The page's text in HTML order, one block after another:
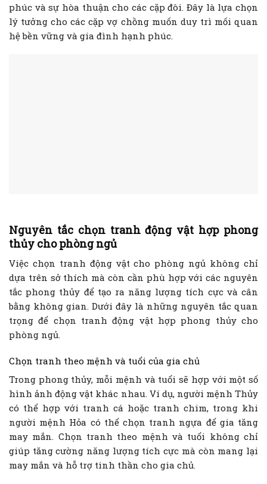
phúc và sự hòa thuận cho các cặp đôi. Đây là lựa chọn
lý tưởng cho các cặp vợ chồng muốn duy trì mối quan
hệ bền vững và gia đình hạnh phúc.
Nguyên tắc chọn tranh động vật hợp phong
thủy cho phòng ngủ
Việc chọn tranh động vật cho phòng ngủ không chỉ
dựa trên sở thích mà còn cần phù hợp với các nguyên
tắc phong thủy để tạo ra năng lượng tích cực và cân
bằng không gian. Dưới đây là những nguyên tắc quan
trọng để chọn tranh động vật hợp phong thủy cho
phòng ngủ.
Chọn tranh theo mệnh và tuổi của gia chủ
Trong phong thủy, mỗi mệnh và tuổi sẽ hợp với một số
hình ảnh động vật khác nhau. Ví dụ, người mệnh Thủy
có thể hợp với tranh cá hoặc tranh chim, trong khi
người mệnh Hỏa có thể chọn tranh ngựa để gia tăng
may mắn. Chọn tranh theo mệnh và tuổi không chỉ
giúp tăng cường năng lượng tích cực mà còn mang lại
may mắn và hỗ trợ tinh thần cho gia chủ.